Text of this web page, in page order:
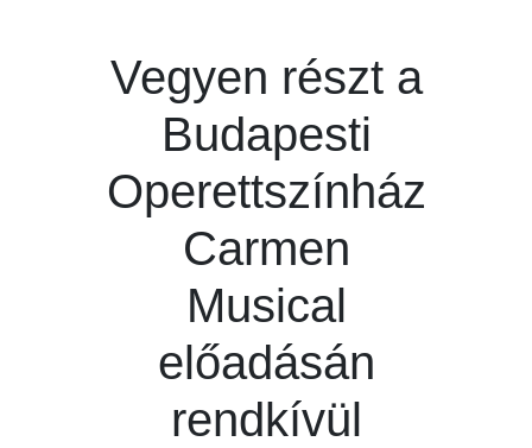
Vegyen részt a
Budapesti
Operettszínház
Carmen
Musical
előadásán
rendkívül